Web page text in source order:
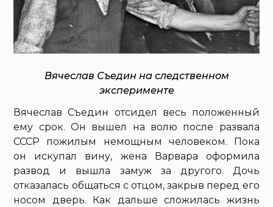
Вячеслав Съедин на следственном
эксперименте
Вячеслав Съедин отсидел весь положенный
ему срок. Он вышел на волю после развала
СССР пожилым немощным человеком. Пока
он искупал вину, жена Варвара оформила
развод и вышла замуж за другого. Дочь
отказалась общаться с отцом, закрыв перед его
носом дверь. Как дальше сложилась жизнь